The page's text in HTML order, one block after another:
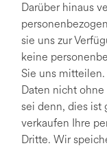
Darüber hinaus
sie uns zur
keine
Sie uns
Daten nicht
sei denn, dies ist
verkaufen Ihre
Dritte. Wir